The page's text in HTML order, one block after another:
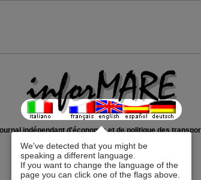
We've detected that you might be
speaking a different language.
If you want to change the language of the
page you can click one of the flags above.
indépendant d'économie et de politique des